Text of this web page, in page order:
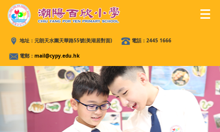
地址： 元朗天水圍天華路55號(美湖居對面) 電話： 2445 1666
電郵： mail@cypy.edu.hk